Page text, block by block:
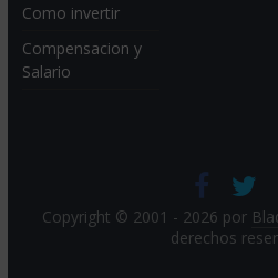
Como invertir
Compensacion y
Salario
Copyright © 2001 - 2026 por
derechos